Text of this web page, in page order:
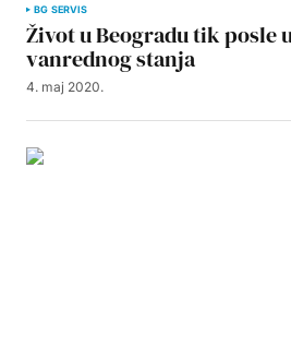
BG SERVIS
Život u Beogradu tik posle
vanrednog stanja
4. maj 2020.